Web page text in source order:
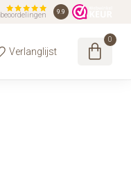
beoordelingen 9.9
Verlanglijst
0